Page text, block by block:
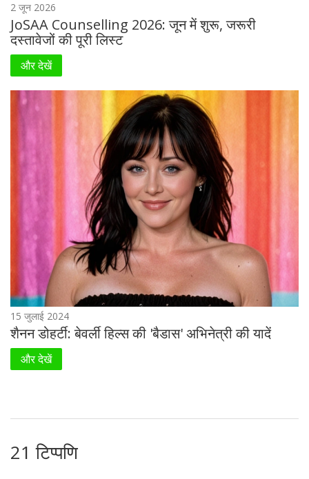
2 जून 2026
JoSAA Counselling 2026: जून में शुरू, जरूरी
दस्तावेजों की पूरी लिस्ट
और देखें
15 जुलाई 2024
शैनन डोहर्टी: बेवर्ली हिल्स की 'बैडास' अभिनेत्री की यादें
और देखें
21 टिप्पणि